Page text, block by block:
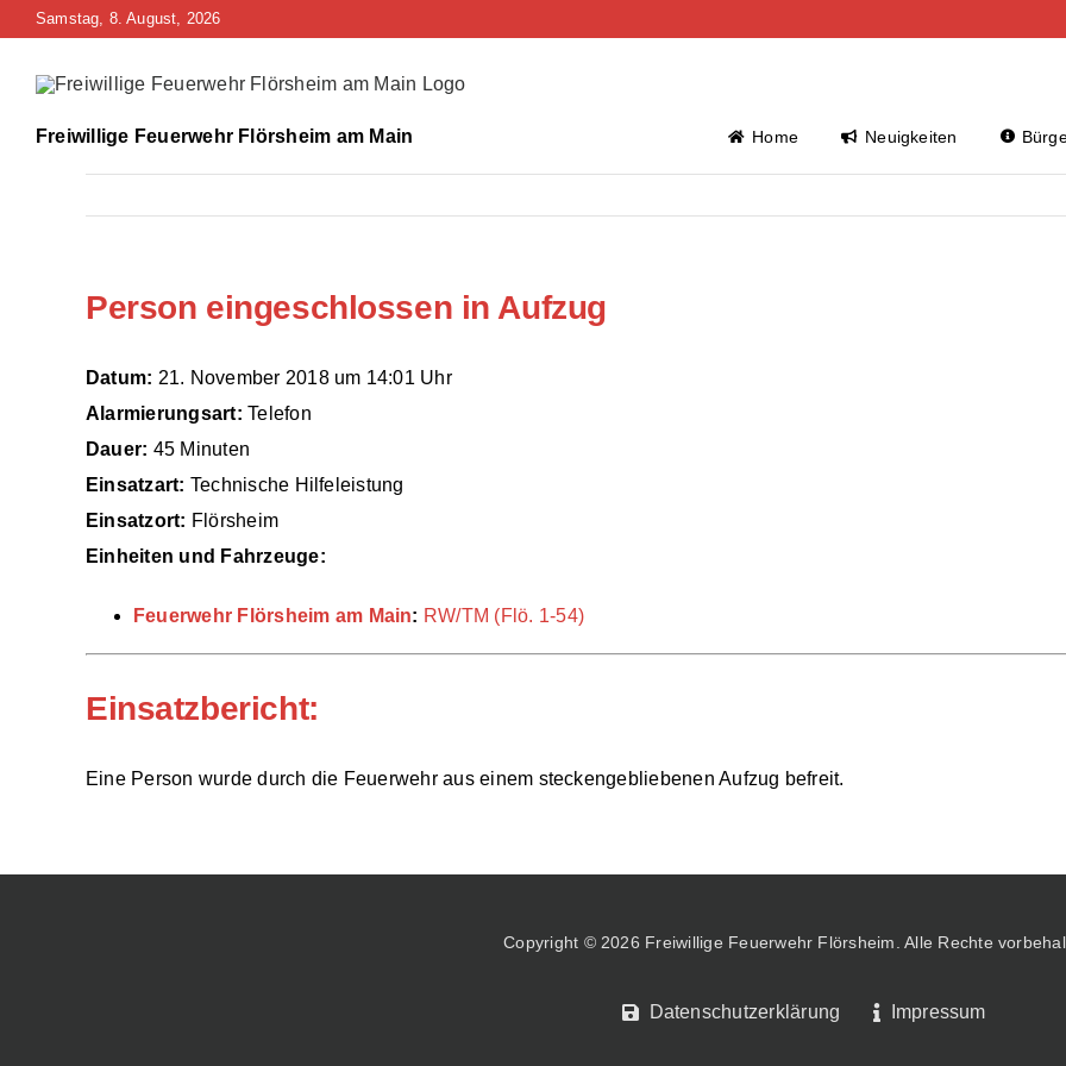
Zum
springen
Samstag, 8. August, 2026
Freiwillige Feuerwehr Flörsheim am Main Home Neuigkeiten
Person eingeschlossen in Aufzug
Datum: 21. November 2018 um 14:01 Uhr
Alarmierungsart: Telefon
Dauer: 45 Minuten
Einsatzart: Technische Hilfeleistung
Einsatzort: Flörsheim
Einheiten und Fahrzeuge:
Feuerwehr Flörsheim am Main: RW/TM (Flö. 1-54)
Einsatzbericht:
Eine Person wurde durch die Feuerwehr aus einem steckengebliebenen Aufzug befreit.
Copyright © 2026 Freiwillige Feuerwehr Flörsheim. Alle Rechte
Datenschutzerklärung Impressum